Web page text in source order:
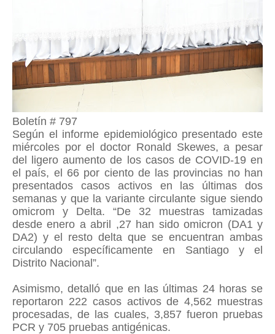
Boletín # 797
Según el informe epidemiológico presentado este
miércoles por el doctor Ronald Skewes, a pesar
del ligero aumento de los casos de COVID-19 en
el país, el 66 por ciento de las provincias no han
presentados casos activos en las últimas dos
semanas y que la variante circulante sigue siendo
omicrom y Delta. “De 32 muestras tamizadas
desde enero a abril ,27 han sido omicron (DA1 y
DA2) y el resto delta que se encuentran ambas
circulando específicamente en Santiago y el
Distrito Nacional”.
Asimismo, detalló que en las últimas 24 horas se
reportaron 222 casos activos de 4,562 muestras
procesadas, de las cuales, 3,857 fueron pruebas
PCR y 705 pruebas antigénicas.